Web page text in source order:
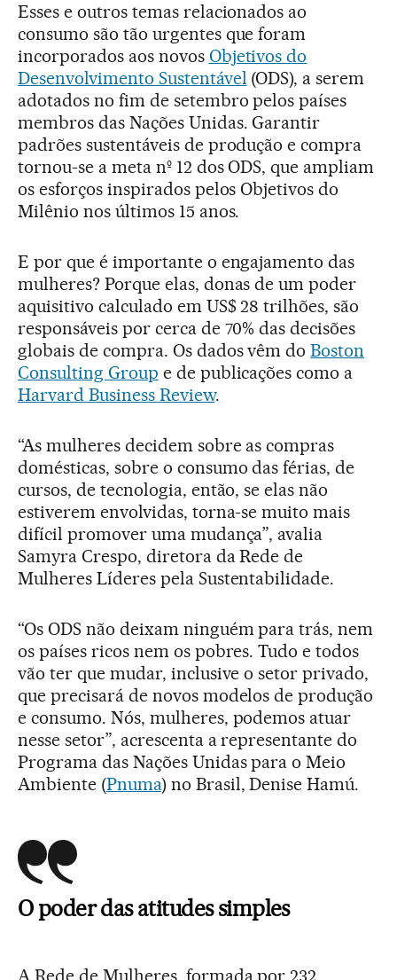
Esses e outros temas relacionados ao
consumo são tão urgentes que foram
incorporados aos novos Objetivos do
Desenvolvimento Sustentável (ODS), a serem
adotados no fim de setembro pelos países
membros das Nações Unidas. Garantir
padrões sustentáveis de produção e compra
tornou-se a meta nº 12 dos ODS, que ampliam
os esforços inspirados pelos Objetivos do
Milênio nos últimos 15 anos.
E por que é importante o engajamento das
mulheres? Porque elas, donas de um poder
aquisitivo calculado em US$ 28 trilhões, são
responsáveis por cerca de 70% das decisões
globais de compra. Os dados vêm doBoston
Consulting Group e de publicações como a
Harvard Business Review.
“As mulheres decidem sobre as compras
domésticas, sobre o consumo das férias, de
cursos, de tecnologia, então, se elas não
estiverem envolvidas, torna-se muito mais
difícil promover uma mudança”, avalia
Samyra Crespo, diretora da Rede de
Mulheres Líderes pela Sustentabilidade.
“Os ODS não deixam ninguém para trás, nem
os países ricos nem os pobres. Tudo e todos
vão ter que mudar, inclusive o setor privado,
que precisará de novos modelos de produção
e consumo. Nós, mulheres, podemos atuar
nesse setor”, acrescenta a representante do
Programa das Nações Unidas para o Meio
Ambiente (Pnuma) no Brasil, Denise Hamú.
O poder das atitudes simples
A Rede de Mulheres, formada por 232